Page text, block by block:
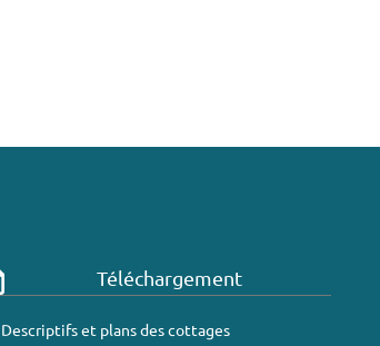
Téléchargement
Descriptifs et plans des cottages